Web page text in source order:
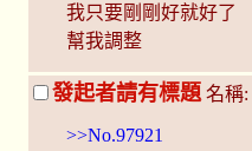
我只要剛剛好就好了
幫我調整
發起者請有標題名稱:
>>No.97921